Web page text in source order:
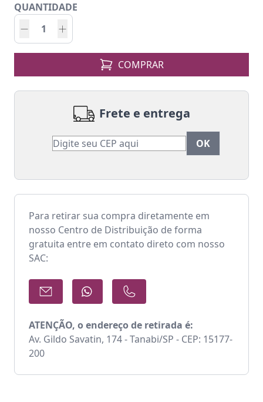
QUANTIDADE
COMPRAR
Frete e entrega
Para retirar sua compra diretamente em
nosso Centro de Distribuição de forma
gratuita entre em contato direto com nosso
SAC:
ATENÇÃO, o endereço de retirada é:
Av. Gildo Savatin, 174 - Tanabi/SP - CEP: 15177-
200